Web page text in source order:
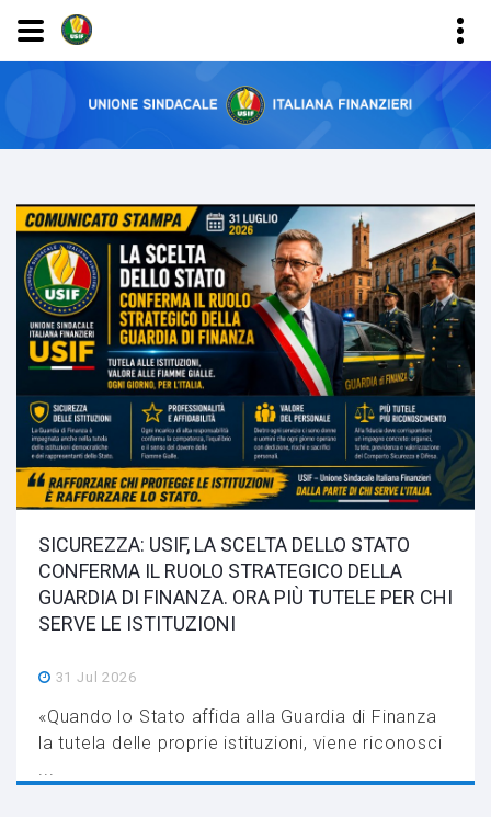
SICUREZZA: USIF, LA SCELTA DELLO STATO
CONFERMA IL RUOLO STRATEGICO DELLA
GUARDIA DI FINANZA. ORA PIÙ TUTELE PER CHI
SERVE LE ISTITUZIONI
31 Jul 2026
«Quando lo Stato affida alla Guardia di Finanza
la tutela delle proprie istituzioni, viene riconosci